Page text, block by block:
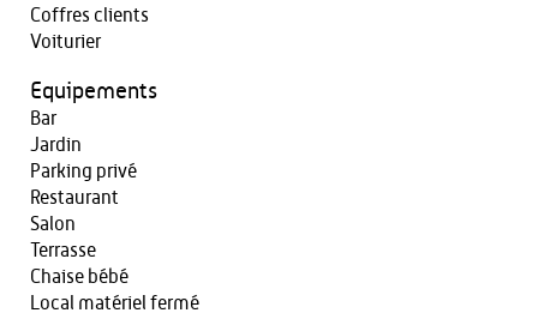
Coffres clients
Voiturier
Equipements
Bar
Jardin
Parking privé
Restaurant
Salon
Terrasse
Chaise bébé
Local matériel fermé